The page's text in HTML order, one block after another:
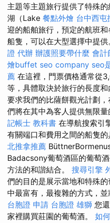
主題等主題旅行提供了特殊的
湖（Lake 餐點外燴 台中西屯
迎的船舶旅行，預定的航班
船隻，可以在大型選擇中提供
證 代辦 辦護照要帶什麼 會計
燴buffet seo company seo
薦 在這裡，門票價格通常從
等，具體取決於旅行的長度
要求我們的比薩餅觀光計劃
們將在其中為客人提供無限量
記帳士 教科書 在導航搜索引
有關端口和費用之間的船隻
北推拿推薦
Badacsony葡萄酒區的葡萄
方法的和諧結合。 搜尋引擎
們的目的是展示當地和特殊
中最富有，最複雜的方式，並
台胞證 申請 台胞證 雄獅 您
家裡購買莊園的葡萄酒。 如